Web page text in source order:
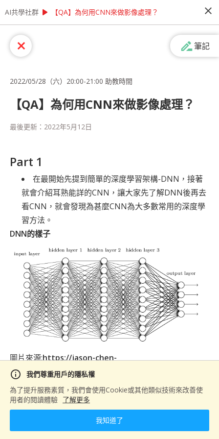
AI共學社群 play_arrow 【教材專區】學習AI有困難？ 讓Cupoy助教來幫你！
【教材專區】學習AI有困難？ 讓Cupoy
助教來幫你！
即時為您解答嗎？ 想提高模型準確率，卻不知從何
每週一次的線上助教時間！
people_alt
info
我們尊重用戶的隱私權
為了提升服務素質，我們會使用Cookie或其他類似技術來改善使
用者的閱讀體驗 了解更多
我知道了
AI共學社群 play_arrow 【QA】為何用CNN來做影像處理？ close
close drive_file_rename_outline筆記
2022/05/28（六）20:00-21:00 助教時間
【QA】為何用CNN來做影像處理？
最後更新： 2022年5月12日
Part 1
在最開始先提到簡單的深度學習架構-DNN，接著
就會介紹耳熟能詳的CNN，讓大家先了解DNN後再去
看CNN，就會發現為甚麼CNN為大多數常用的深度學
習方法。
DNN的樣子
圖片來源:https://jason-chen-
1992.weebly.com/uploads/1/0/8/5/108557741/dnn_or
ig.png
上圖是一個簡單的DNN架構，分為input layer(輸
入層)、hidden layer(隱藏層)和output layer(輸出
層)，輸入層和輸出層是固定的，隱藏層這東西是包在